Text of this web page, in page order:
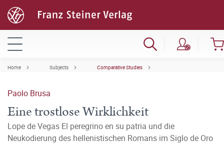
Home Subjects Comparative Studies
Paolo Brusa
Eine trostlose Wirklichkeit
Lope de Vegas El peregrino en su patria und die
Neukodierung des hellenistischen Romans im Siglo de Oro